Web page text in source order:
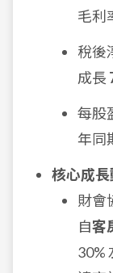
毛利
稅後
成長
每股
年同
核心成
財會
自客
30%